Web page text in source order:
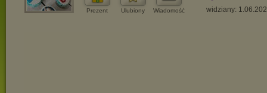
Prezent Ulubiony Wiadomość widziany: